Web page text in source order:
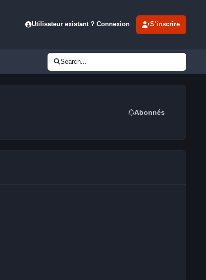
Utilisateur existant ? Connexion S’inscrire
Search...
Abonnés